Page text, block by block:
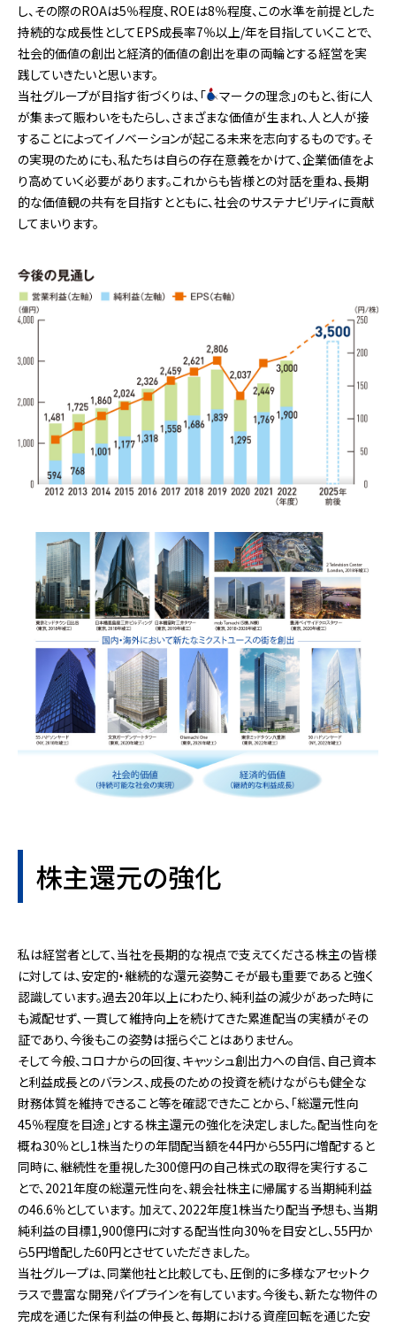
し、その際のROAは5％程度、ROEは8％程度、この水準を前提とした
持続的な成長性としてEPS成長率7％以上/年を目指していくことで、
社会的価値の創出と経済的価値の創出を車の両輪とする経営を実
践していきたいと思います。
当社グループが目指す街づくりは、「
マークの理念」のもと、街に人
が集まって賑わいをもたらし、さまざまな価値が生まれ、人と人が接
することによってイノベーションが起こる未来を志向するものです。そ
の実現のためにも、私たちは自らの存在意義をかけて、企業価値をよ
り高めていく必要があります。これからも皆様との対話を重ね、長期
的な価値観の共有を目指すとともに、社会のサステナビリティに貢献
してまいります。
株主還元の強化
私は経営者として、当社を長期的な視点で支えてくださる株主の皆様
に対しては、安定的・継続的な還元姿勢こそが最も重要であると強く
認識しています。過去20年以上にわたり、純利益の減少があった時に
も減配せず､一貫して維持向上を続けてきた累進配当の実績がその
証であり、今後もこの姿勢は揺らぐことはありません。
そして今般、コロナからの回復、キャッシュ創出力への自信、自己資本
と利益成長とのバランス、成長のための投資を続けながらも健全な
財務体質を維持できること等を確認できたことから、「総還元性向
45％程度を目途」とする株主還元の強化を決定しました。配当性向を
概ね30％とし1株当たりの年間配当額を44円から55円に増配すると
同時に､継続性を重視した300億円の自己株式の取得を実行するこ
とで、2021年度の総還元性向を、親会社株主に帰属する当期純利益
の46.6％としています。 加えて、2022年度1株当たり配当予想も、当期
純利益の目標1,900億円に対する配当性向30%を目安とし、55円か
ら5円増配した60円とさせていただきました。
当社グループは、同業他社と比較しても、圧倒的に多様なアセットク
ラスで豊富な開発パイプラインを有しています。今後も、新たな物件の
完成を通じた保有利益の伸長と、毎期における資産回転を通じた安